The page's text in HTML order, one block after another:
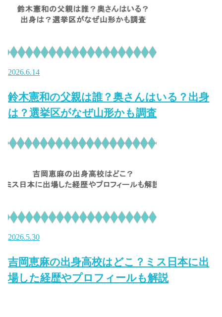
2026.6.14
鈴木憲和の父親は誰？奥さんはいる？出身
は？選挙区がなぜ山形かも調査
2026.5.30
吉岡恵麻の出身高校はどこ？ミス日本に出
場した経歴やプロフィールも解説